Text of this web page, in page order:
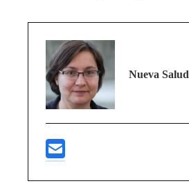
Nueva Salud